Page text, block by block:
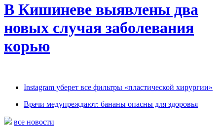
В Кишиневе выявлены два
новых случая заболевания
корью
Instagram уберет все фильтры «пластической хирургии»
Врачи медупреждают: бананы опасны для здоровья
все новости